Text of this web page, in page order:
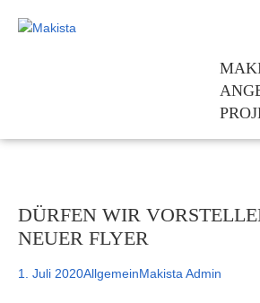
Team
Kontakt
DÜRFEN WIR
NEUER FLYER
1. Juli 2020AllgemeinMakista Admin